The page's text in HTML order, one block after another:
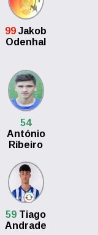
99 Jakob
Odenhal
54
António
Ribeiro
59 Tiago
Andrade